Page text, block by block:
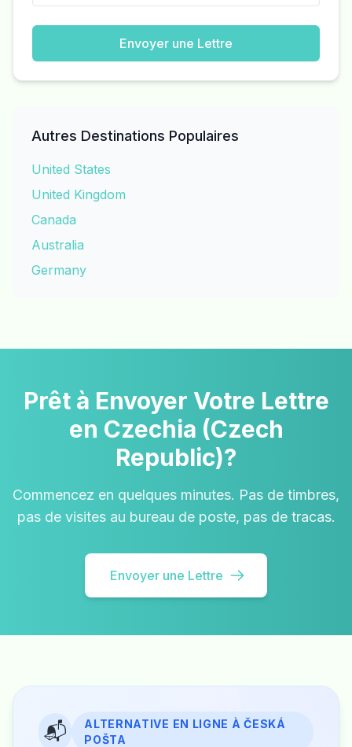
Envoyer une Lettre
Autres Destinations Populaires
United States
United Kingdom
Canada
Australia
Germany
Prêt à Envoyer Votre Lettre
en Czechia (Czech
Republic)?
Commencez en quelques minutes. Pas de timbres,
pas de visites au bureau de poste, pas de tracas.
Envoyer une Lettre
📬
ALTERNATIVE EN LIGNE À ČESKÁ
POŠTA